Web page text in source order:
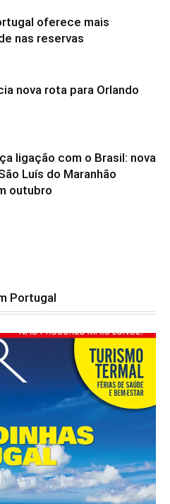
oferece mais
nas reservas
nova rota para Orlando
ligação com o Brasil: nova
Luís do Maranhão
outubro
Portugal